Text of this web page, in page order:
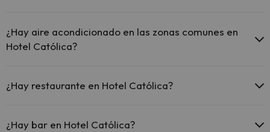
¿Hay aire acondicionado en las zonas comunes en
Hotel Católica?
¿Hay restaurante en Hotel Católica?
¿Hay bar en Hotel Católica?